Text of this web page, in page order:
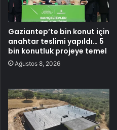
Gaziantep’te bin konut için
anahtar teslimi yapıldı… 5
bin konutluk projeye temel
Ağustos 8, 2026